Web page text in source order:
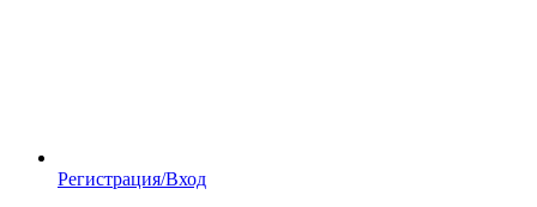
Регистрация/Вход